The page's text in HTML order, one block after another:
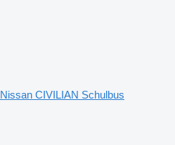
Nissan CIVILIAN Schulbus